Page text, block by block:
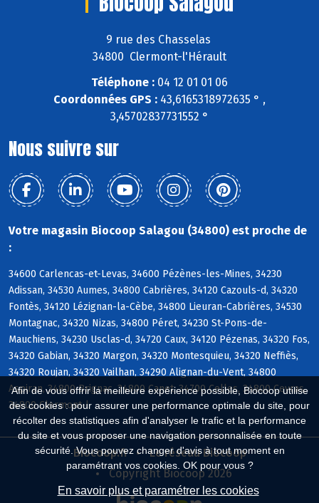
Afin de vous offrir la meilleure expérience possible, Biocoop utilise
des cookies : pour assurer une performance optimale du site, pour
récolter des statistiques afin d'analyser le trafic et la performance
du site et vous proposer une navigation personnalisée en toute
sécurité. Vous pouvez changer d'avis à tout moment en
paramétrant vos cookies. OK pour vous ?
En savoir plus et paramétrer les cookies
9 rue des Chasselas
34800 Clermont-l'Hérault
Téléphone : 04 12 01 01 06
Coordonnées GPS : 43,6165318972635 ° ,
3,45702837731552 °
Nous suivre sur
Votre magasin Biocoop Salagou (34800) est proche de
:
34600 Carlencas-et-Levas, 34600 Pézènes-les-Mines, 34230
Adissan, 34530 Aumes, 34800 Cabrières, 34120 Cazouls-d, 34320
Fontès, 34120 Lézignan-la-Cèbe, 34800 Lieuran-Cabrières, 34530
Montagnac, 34320 Nizas, 34800 Péret, 34230 St-Pons-de-
Mauchiens, 34230 Usclas-d, 34720 Caux, 34120 Pézenas, 34320 Fos,
34320 Gabian, 34320 Margon, 34320 Montesquieu, 34320 Neffiès,
34320 Roujan, 34320 Vailhan, 34290 Alignan-du-Vent, 34800
Aspiran, 34800 Brignac, 34800 Canet, 34700 Celles, 34800 Ceyras,
34800 Clermont-l
Biocoop.fr
Le réseau Biocoop
Copyright Biocoop 2026